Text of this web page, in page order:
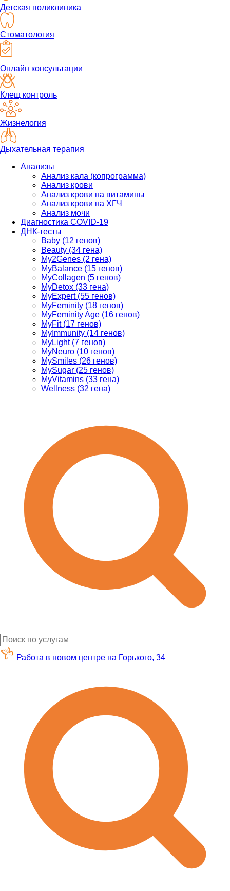
Детская поликлиника
Стоматология
Онлайн консультации
Клещ контроль
Жизнелогия
Дыхательная терапия
Анализы
Анализ кала (копрограмма)
Анализ крови
Анализ крови на витамины
Анализ крови на ХГЧ
Анализ мочи
Диагностика COVID-19
ДНК-тесты
Baby (12 генов)
Beauty (34 гена)
My2Genes (2 гена)
MyBalance (15 генов)
MyCollagen (5 генов)
MyDetox (33 гена)
MyExpert (55 генов)
MyFeminity (18 генов)
MyFeminity Age (16 генов)
MyFit (17 генов)
MyImmunity (14 генов)
MyLight (7 генов)
MyNeuro (10 генов)
MySmiles (26 генов)
MySugar (25 генов)
MyVitamins (33 гена)
Wellness (32 гена)
Работа в новом центре на Горького, 34